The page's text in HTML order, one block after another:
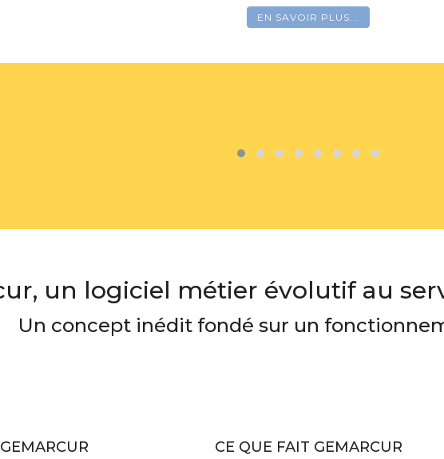
EN SAVOIR PLUS...
un logiciel métier évolutif au
Un concept inédit fondé sur un
CE QUE FAIT GEMARCUR